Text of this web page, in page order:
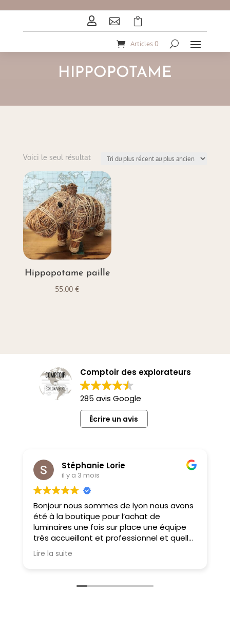
  
Articles 0
HIPPOPOTAME
Voici le seul résultat
Hippopotame paille
55.00€
Comptoir des explorateurs
285 avis Google
Écrire un avis
Stéphanie Lorie
il y a 3 mois
Bonjour nous sommes de lyon nous avons
été à la boutique pour l’achat de
luminaires une fois sur place une équipe
très accueillant et professionnel et quelle
choix on ne sait pas où donner de la tête
tellement il y a des choses magnifiques
Lire la suite